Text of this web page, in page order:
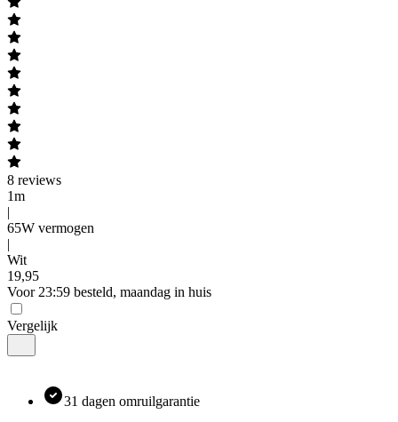
8 reviews
1m
|
65W vermogen
|
Wit
19,95
Voor 23:59 besteld, maandag in huis
Vergelijk
31 dagen omruilgarantie